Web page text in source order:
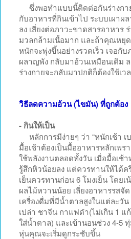
ซึ่งพอทำแบบนี้ติดต่อกันร่างกา
กับอาหารที่กินเข้าไป ระบบเผาผ
ลง เสี่ยงต่อภาวะขาดสารอาหาร
มวลกล้ามเนื้อมาก และถ้าคุณหยุ
หนักจะพุ่งขึ้นอย่างรวดเร็ว เจอกับ
ผลาญพัง กลับมาอ้วนเหมือนเดิม
ร่างกายจะกลับมาปกติก็ต้องใช้เ
วิธีลดความอ้วน (ไขมัน) ที่ถูกต้อง
- กินให้เป็น
หลักการมีง่ายๆ ว่า “หนักเช้า เบ
มื้อเช้าต้องเป็นมื้ออาหารหลักเพร
ใช้พลังงานตลอดทั้งวัน เมื่อมื้อเช้
รู้สึกหิวน้อยลง แต่ควรทานให้ได้ค
เย็นควรทานก่อน 6 โมงเย็น โดย
ผลไม้หวานน้อย เลี่ยงอาหารรสจั
เครื่องดื่มที่มีน้ำตาลสูงในแต่ละวัน
เปล่า ชาจีน กาแฟดำ(ไม่เกิน 1
ใส่น้ำตาล) และเข้านอนช่วง 4-5
หุ่นคุณจะเริ่มดูกระชับขึ้น